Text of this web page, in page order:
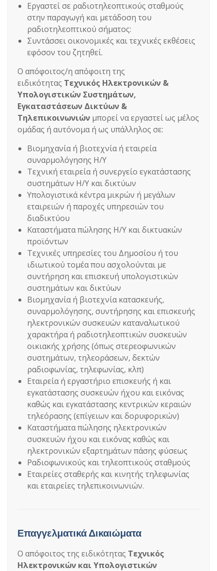
Εργαστεί σε ραδιοτηλεοπτικούς σταθμούς
στην παραγωγή και μετάδοση του
ραδιοτηλεοπτικού σήματος:
Συντάσσει οικονομικές και τεχνικές εκθέσεις
εφόσον του ζητηθεί.
Ο απόφοιτος/η απόφοιτη της
ειδικότητας Τεχνικός Ηλεκτρονικών &
Υπολογιστικών Συστημάτων,
Εγκαταστάσεων Δικτύων &
Τηλεπικοινωνιών μπορεί να εργαστεί ως μέλος
ομάδας ή αυτόνομα ή ως υπάλληλος σε:
Βιομηχανία ή βιοτεχνία ή εταιρεία
συναρμολόγησης Η/Υ
Τεχνική εταιρεία ή συνεργείο εγκατάστασης
συστημάτων Η/Υ και δικτύων
Υπολογιστικά κέντρα μικρών ή μεγάλων
εταιρειών ή παροχές υπηρεσιών του
διαδικτύου
Καταστήματα πώλησης Η/Υ και δικτυακών
προϊόντων
Τεχνικές υπηρεσίες του Δημοσίου ή του
ιδιωτικού τομέα που ασχολούνται με
συντήρηση και επισκευή υπολογιστικών
συστημάτων και δικτύων
Βιομηχανία ή βιοτεχνία κατασκευής,
συναρμολόγησης, συντήρησης και επισκευής
ηλεκτρονικών συσκευών καταναλωτικού
χαρακτήρα ή ραδιοτηλεοπτικών συσκευών
οικιακής χρήσης (όπως στερεοφωνικών
συστημάτων, τηλεοράσεων, δεκτών
ραδιοφωνίας, τηλεφωνίας, κλπ)
Εταιρεία ή εργαστήριο επισκευής ή και
εγκατάστασης συσκευών ήχου και εικόνας
καθώς και εγκατάστασης κεντρικών κεραιών
τηλεόρασης (επίγειων και δορυφορικών)
Καταστήματα πώλησης ηλεκτρονικών
συσκευών ήχου και εικόνας καθώς και
ηλεκτρονικών εξαρτημάτων πάσης φύσεως
Ραδιοφωνικούς και τηλεοπτικούς σταθμούς
Εταιρείες σταθερής και κινητής τηλεφωνίας
και εταιρείες τηλεπικοινωνιών.
Επαγγελματικά Δικαιώματα
Ο απόφοιτος της ειδικότητας Τεχνικός
Ηλεκτρονικών και Υπολογιστικών